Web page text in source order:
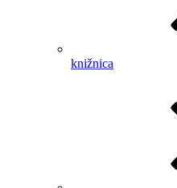
knižnica